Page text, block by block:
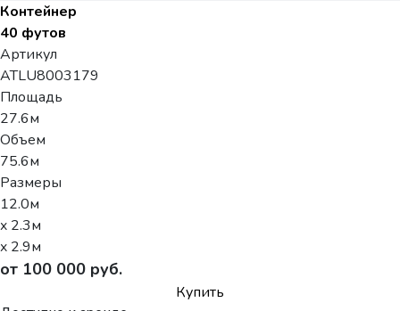
Контейнер
40 футов
Артикул
ATLU8003179
Площадь
27.6м
Объем
75.6м
Размеры
12.0м
x 2.3м
x 2.9м
от 100 000 руб.
Купить